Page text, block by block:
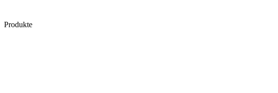
Produkte